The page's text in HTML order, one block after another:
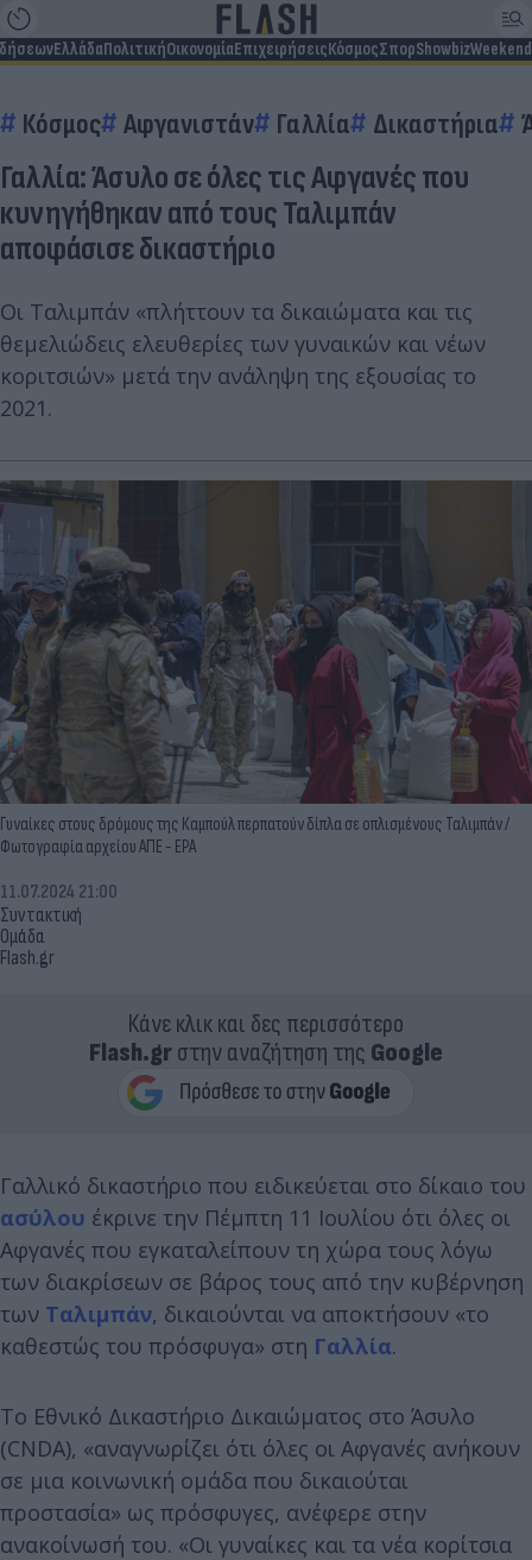
ΕλλάδαΠολιτικήΟικονομίαΕπιχειρήσειςΚόσμοςΣπορShowbizWeekend
Κόσμος Αφγανιστάν Γαλλία Δικαστήρια
Γαλλία: Άσυλο σε όλες τις Αφγανές που
κυνηγήθηκαν από τους Ταλιμπάν
αποφάσισε δικαστήριο
Οι Ταλιμπάν «πλήττουν τα δικαιώματα και τις
θεμελιώδεις ελευθερίες των γυναικών και νέων
κοριτσιών» μετά την ανάληψη της εξουσίας το
2021.
Γυναίκες στους δρόμους της Καμπούλ περπατούν δίπλα σε οπλισμένους Ταλιμπάν /
Φωτογραφία αρχείου ΑΠΕ - EPA
Συντακτική
Ομάδα
Flash.gr
11.07.2024 21:00
Κάνε κλικ και δες περισσότερο
Flash.grστην αναζήτηση της Google
Γαλλικό δικαστήριο που ειδικεύεται στο δίκαιο του
ασύλου έκρινε την Πέμπτη 11 Ιουλίου ότι όλες οι
Αφγανές που εγκαταλείπουν τη χώρα τους λόγω
των διακρίσεων σε βάρος τους από την κυβέρνηση
των Ταλιμπάν, δικαιούνται να αποκτήσουν «το
καθεστώς του πρόσφυγα» στη Γαλλία.
Το Εθνικό Δικαστήριο Δικαιώματος στο Άσυλο
(CNDA), «αναγνωρίζει ότι όλες οι Αφγανές ανήκουν
σε μια κοινωνική ομάδα που δικαιούται
προστασία» ως πρόσφυγες, ανέφερε στην
ανακοίνωσή του. «Οι γυναίκες και τα νέα κορίτσια